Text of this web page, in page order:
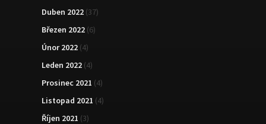
Duben 2022 (37)
Březen 2022 (6)
Únor 2022 (4)
Leden 2022 (4)
Prosinec 2021 (4)
Listopad 2021 (4)
Říjen 2021 (3)